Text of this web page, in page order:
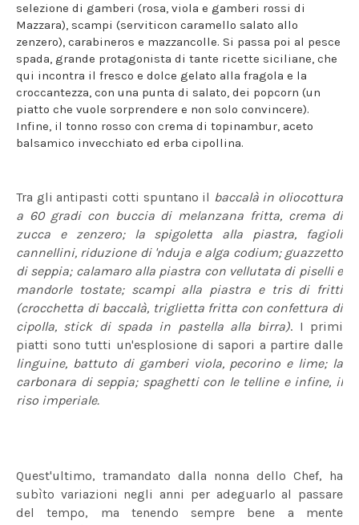
selezione di gamberi (rosa, viola e gamberi rossi di
Mazzara), scampi (serviticon caramello salato allo
zenzero), carabineros e mazzancolle. Si passa poi al pesce
spada, grande protagonista di tante ricette siciliane, che
qui incontra il fresco e dolce gelato alla fragola e la
croccantezza, con una punta di salato, dei popcorn (un
piatto che vuole sorprendere e non solo convincere).
Infine, il tonno rosso con crema di topinambur, aceto
balsamico invecchiato ed erba cipollina.
Tra gli antipasti cotti spuntano il baccalà in oliocottura
a 60 gradi con buccia di melanzana fritta, crema di
zucca e zenzero; la spigoletta alla piastra, fagioli
cannellini, riduzione di 'nduja e alga codium; guazzetto
di seppia; calamaro alla piastra con vellutata di piselli e
mandorle tostate; scampi alla piastra e tris di fritti
(crocchetta di baccalà, triglietta fritta con confettura di
cipolla, stick di spada in pastella alla birra). I primi
piatti sono tutti un'esplosione di sapori a partire dalle
linguine, battuto di gamberi viola, pecorino e lime; la
carbonara di seppia; spaghetti con le telline e infine, il
riso imperiale.
Quest'ultimo, tramandato dalla nonna dello Chef, ha
subìto variazioni negli anni per adeguarlo al passare
del tempo, ma tenendo sempre bene a mente